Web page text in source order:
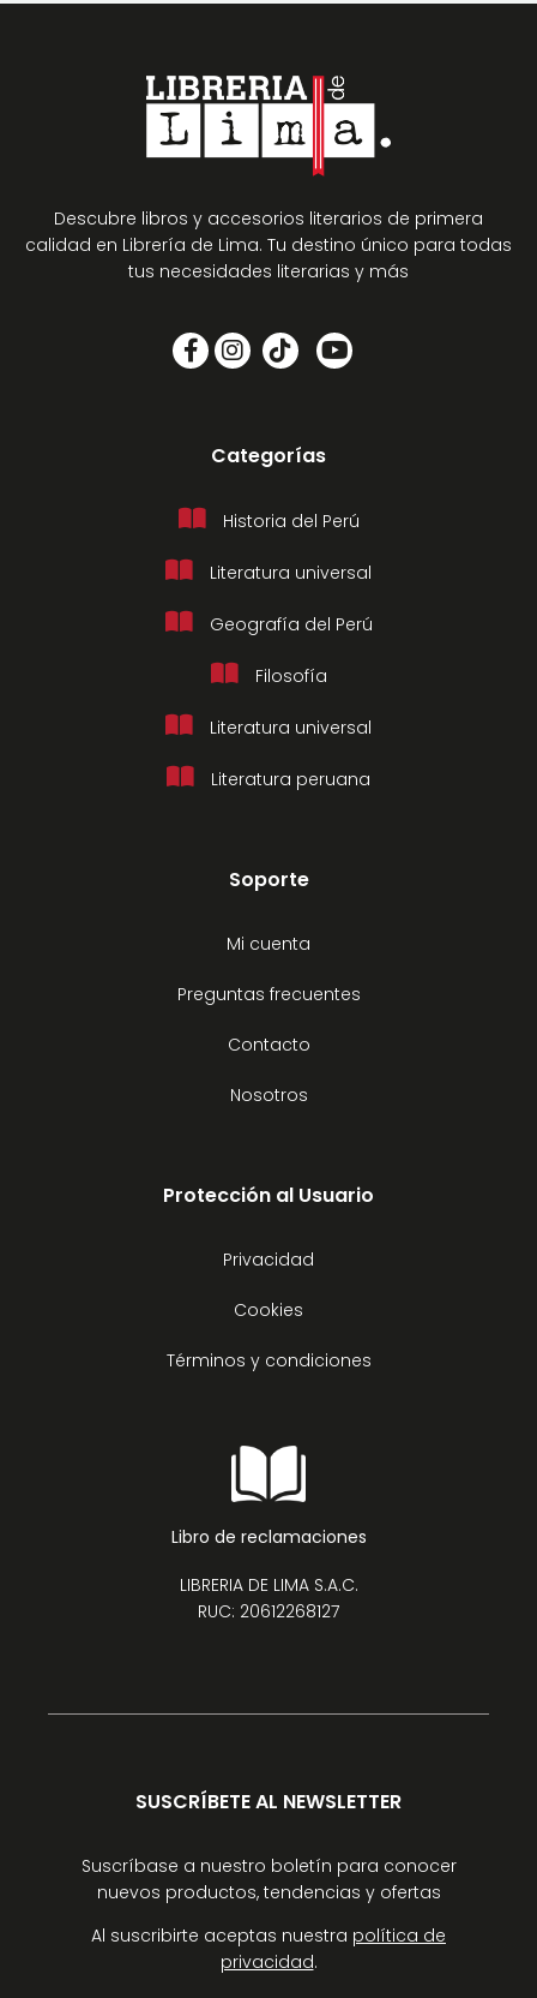
Descubre libros y accesorios literarios de primera
calidad en Librería de Lima. Tu destino único para todas
tus necesidades literarias y más
Categorías
Historia del Perú
Literatura universal
Geografía del Perú
Filosofía
Literatura universal
Literatura peruana
Soporte
Mi cuenta
Preguntas frecuentes
Contacto
Nosotros
Protección al Usuario
Privacidad
Cookies
Términos y condiciones
Libro de reclamaciones
LIBRERIA DE LIMA S.A.C.
RUC: 20612268127
SUSCRÍBETE AL NEWSLETTER
Suscríbase a nuestro boletín para conocer
nuevos productos, tendencias y ofertas
Al suscribirte aceptas nuestra política de
privacidad.